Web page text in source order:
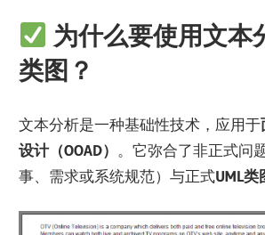
为什么要使用文本
类图？
文本分析是一种基础性技术，应用于
设计（OOAD） 。它弥合了非正式问
事、需求或系统规范）与正式UML类